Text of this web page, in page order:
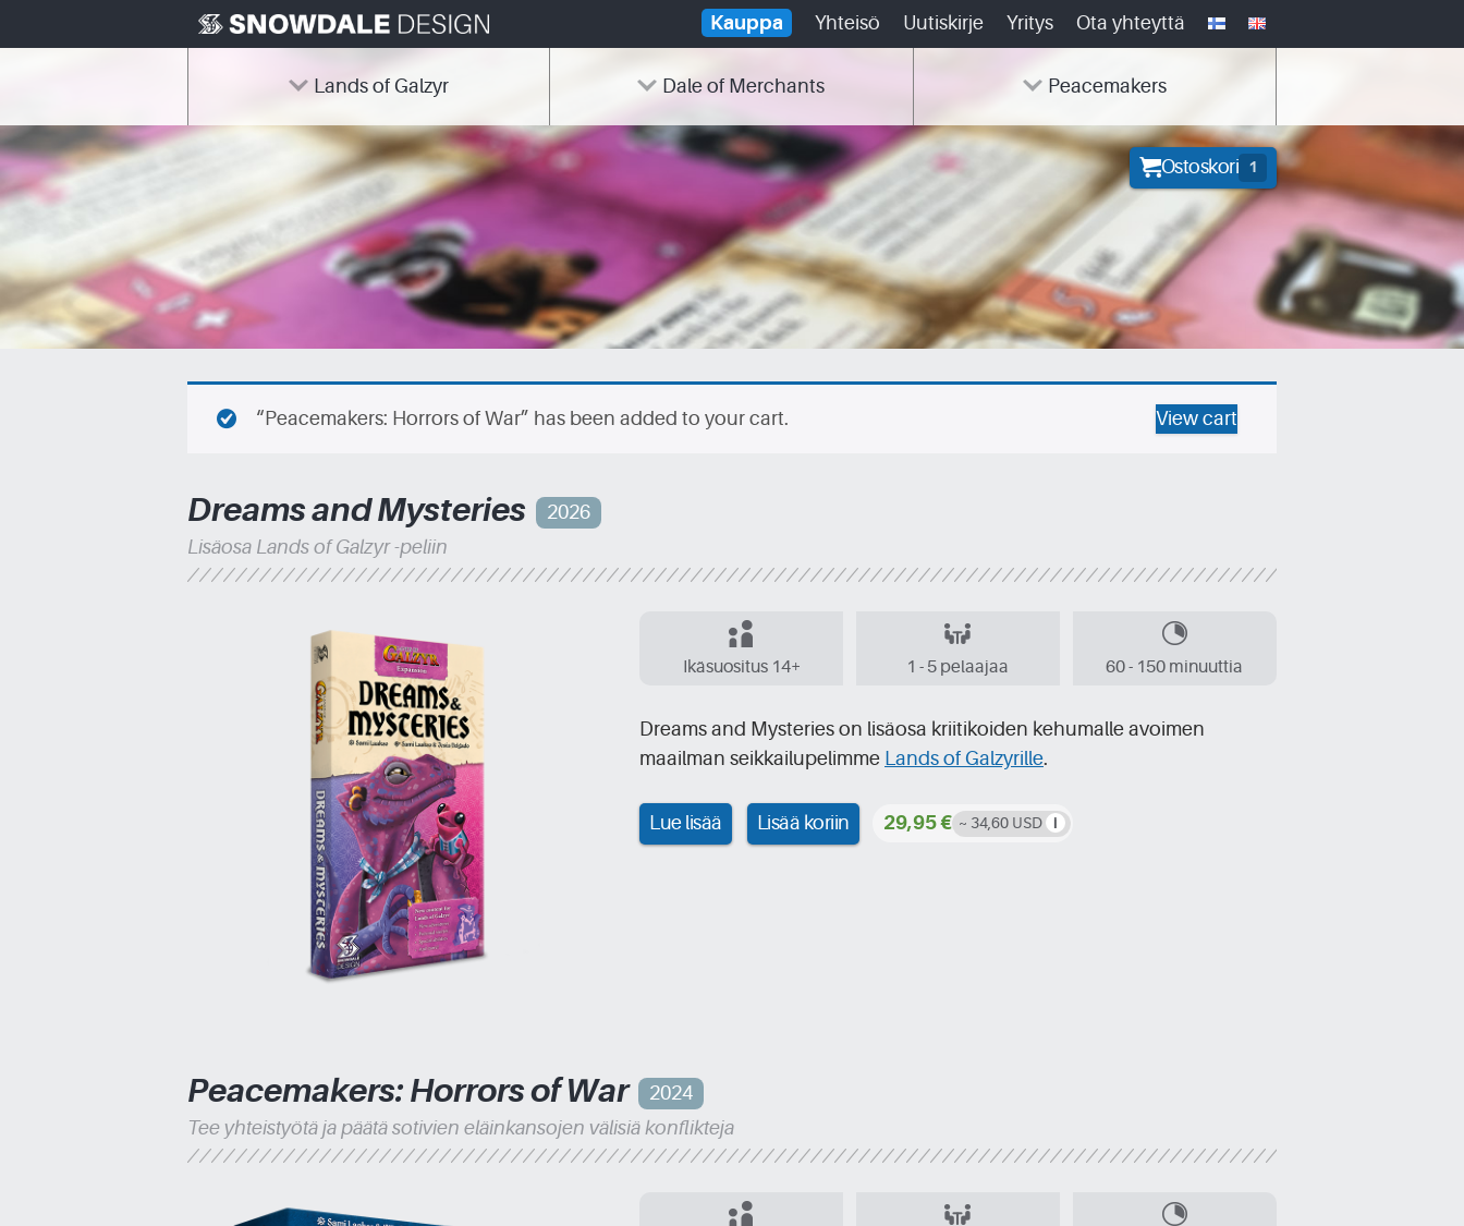
to
Kauppa Yhteisö Uutiskirje Yritys Ota yhteyttä
Lands of Galzyr Dale of Merchants Peacemakers
Ostoskori 1
“Peacemakers: Horrors of War” has been added to your cart. View cart
Dreams and Mysteries
2026
Lisäosa Lands of Galzyr -peliin
Ikäsuositus 14+ 1 - 5 pelaajaa 60 - 150 minuuttia
Dreams and Mysteries on lisäosa kriitikoiden kehumalle avoimen
maailman seikkailupelimme Lands of Galzyrille.
Lue lisää Lisää koriin 29,95 € ~ 34,60 USD
Peacemakers: Horrors of War
2024
Tee yhteistyötä ja päätä sotivien eläinkansojen välisiä konflikteja